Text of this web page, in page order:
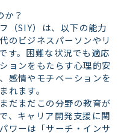
？
（SIY）は、以下の能力
のビジネスパーソンやリ
す。困難な状況でも適応
ョンをもたらす心理的安
感情やモチベーションを
れます。
だまだこの分野の教育が
、キャリア開発支援に関
ワーは「サーチ・インサ